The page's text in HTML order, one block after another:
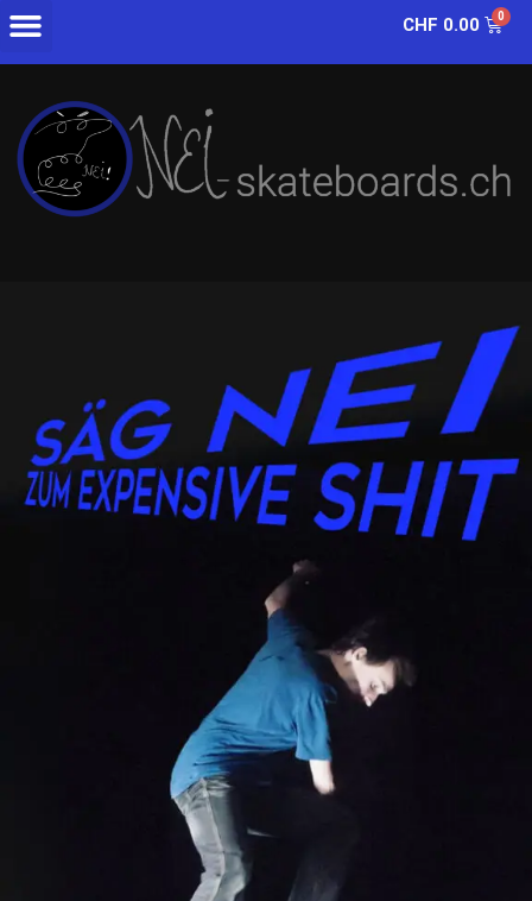
CHF 0.00